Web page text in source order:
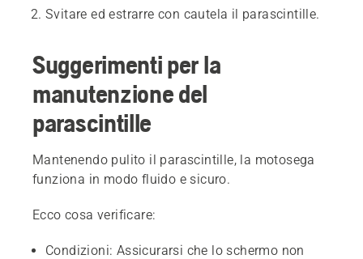
Svitare ed estrarre con cautela il parascintille.
Suggerimenti per la
manutenzione del
parascintille
Mantenendo pulito il parascintille, la motosega
funziona in modo fluido e sicuro.
Ecco cosa verificare:
Condizioni: Assicurarsi che lo schermo non